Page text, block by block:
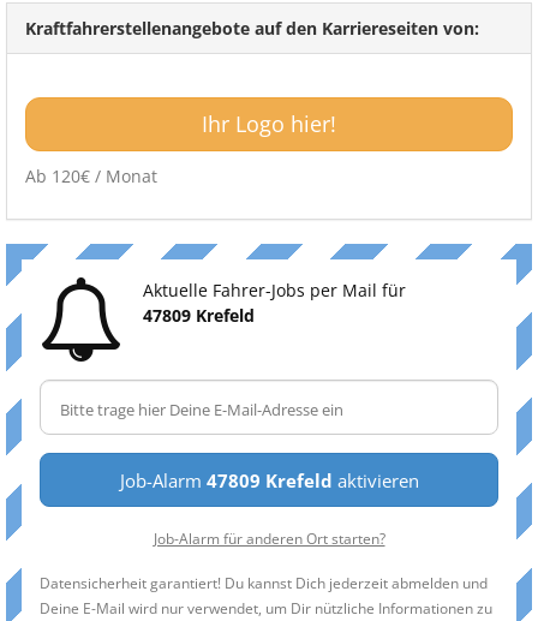
Kraftfahrerstellenangebote auf den Karriereseiten von:
Ihr Logo hier!
Ab 120€ / Monat
Aktuelle Fahrer-Jobs per Mail für
47809 Krefeld
Job-Alarm 47809 Krefeld aktivieren
Job-Alarm für anderen Ort starten?
Datensicherheit garantiert! Du kannst Dich jederzeit abmelden und
Deine E-Mail wird nur verwendet, um Dir nützliche Informationen zu